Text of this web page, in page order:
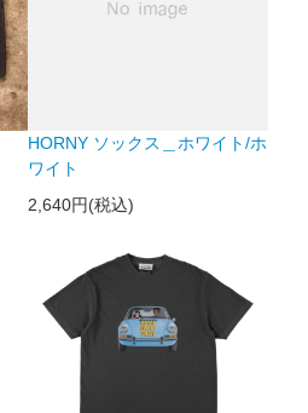
HORNY ソックス＿ホワイト/ホ
ワイト
2,640円(税込)